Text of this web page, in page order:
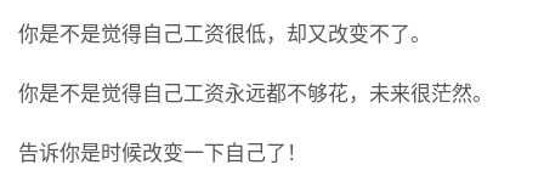
你是不是觉得自己工资很低，却又改变不了。
你是不是觉得自己工资永远都不够花，未来很茫然。
告诉你是时候改变一下自己了！